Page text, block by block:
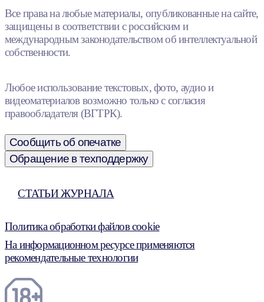
Все права на любые материалы, опубликованные на сайте,
защищены в соответствии с российским и
международным законодательством об интеллектуальной
собственности.
Любое использование текстовых, фото, аудио и
видеоматериалов возможно только с согласия
правообладателя (ВГТРК).
Сообщить об опечатке
Обращение в техподдержку
СТАТЬИ ЖУРНАЛА
Политика обработки файлов cookie
На информационном ресурсе применяются
рекомендательные технологии